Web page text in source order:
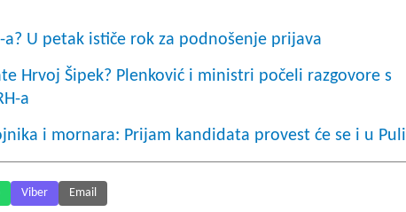
a? U petak ističe rok za podnošenje prijava
Hrvoj Šipek? Plenković i ministri počeli razgovore s
a
i mornara: Prijam kandidata provest će se i u Puli
Viber Email